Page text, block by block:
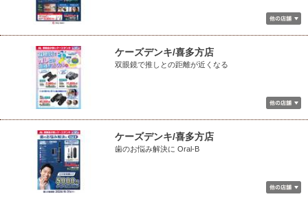
ケーズデンキ/喜多方店
双眼鏡で推しとの距離が近くなる
ケーズデンキ/喜多方店
歯のお悩み解決に Oral-B